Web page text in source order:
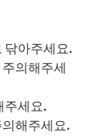
닦아주세요.
의해주세
주세요.
해주세요.